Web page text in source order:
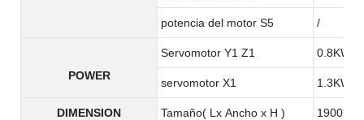
potencia del motor S5 /
POWER
Servomotor Y1 Z1 0.8KW
servomotor X1 1.3KW
DIMENSION Tamaño( Lx Ancho x H )